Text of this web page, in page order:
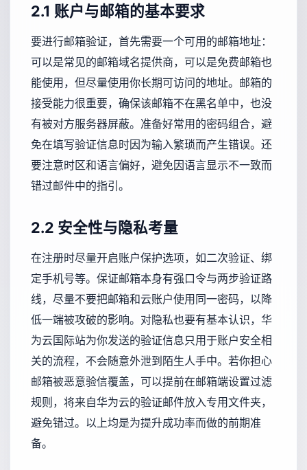
2.1 账户与邮箱的基本要求
要进行邮箱验证，首先需要一个可用的邮箱地址：
可以是常见的邮箱域名提供商，可以是免费邮箱也
能使用，但尽量使用你长期可访问的地址。邮箱的
接受能力很重要，确保该邮箱不在黑名单中，也没
有被对方服务器屏蔽。准备好常用的密码组合，避
免在填写验证信息时因为输入繁琐而产生错误。还
要注意时区和语言偏好，避免因语言显示不一致而
错过邮件中的指引。
2.2 安全性与隐私考量
在注册时尽量开启账户保护选项，如二次验证、绑
定手机号等。保证邮箱本身有强口令与两步验证路
线，尽量不要把邮箱和云账户使用同一密码，以降
低一端被攻破的影响。对隐私也要有基本认识，华
为云国际站为你发送的验证信息只用于账户安全相
关的流程，不会随意外泄到陌生人手中。若你担心
邮箱被恶意验信覆盖，可以提前在邮箱端设置过滤
规则，将来自华为云的验证邮件放入专用文件夹，
避免错过。以上均是为提升成功率而做的前期准
备。